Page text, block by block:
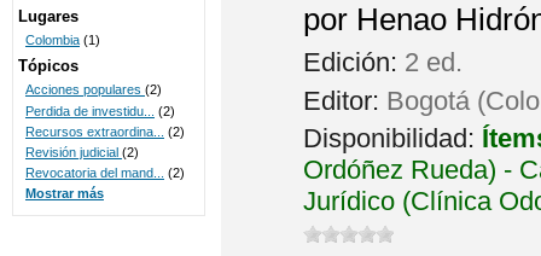
por Henao
Edición: 2 ed.
Editor: Bogotá
Disponibilidad:
Ordóñez Rueda) -
Jurídico (Clínica
Lugares
Colombia (1)
Tópicos
Acciones populares (2)
Perdida de investidu...
(2)
Recursos extraordina...
(2)
Revisión judicial (2)
Revocatoria del mand...
(2)
Mostrar más